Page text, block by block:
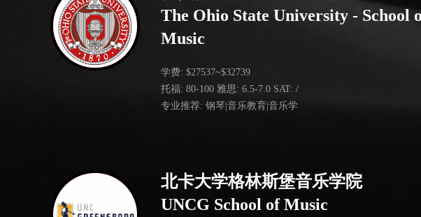
The Ohio State University - School
Music
学费: $27537~$32739
托福: 80-100 雅思: 6.5-7.0 SAT: /
专业推荐: 钢琴|音乐教育|音乐学
北卡大学格林斯堡音乐学院
UNCG School of Music